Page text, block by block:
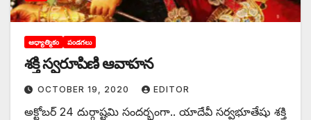
ఆధ్యాత్మికం పండగలు
శక్తి స్వరూపిణి ఆవాహన
OCTOBER 19, 2020 EDITOR
అక్టోబర్‌ 24 ‌దుర్గాష్టమి సందర్భంగా.. యాదేవీ సర్వభూతేషు శక్తి